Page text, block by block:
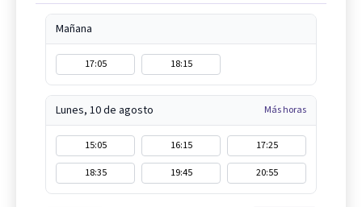
Mañana
17:05 18:15
Lunes, 10 de agosto Más horas
15:05 16:15
17:25
18:35
19:45 20:55